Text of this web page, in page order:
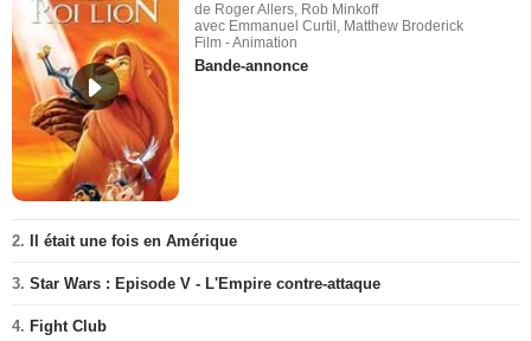
de Roger Allers, Rob Minkoff
avec Emmanuel Curtil, Matthew Broderick
Film - Animation
Bande-annonce
2. Il était une fois en Amérique
3. Star Wars : Episode V - L'Empire contre-attaque
4. Fight Club